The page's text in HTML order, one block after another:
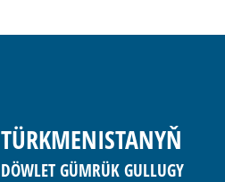
TÜRKMENISTANYŇ
DÖWLET GÜMRÜK GULLUGY